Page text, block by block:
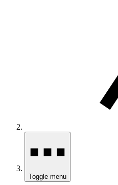
Toggle menu